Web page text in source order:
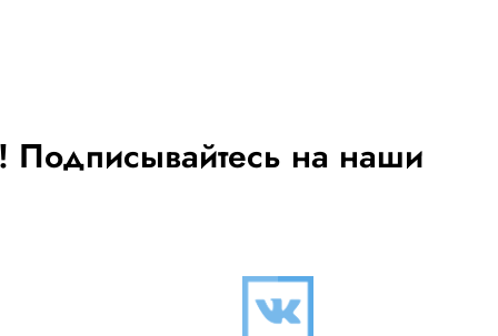
Подписывайтесь на наши